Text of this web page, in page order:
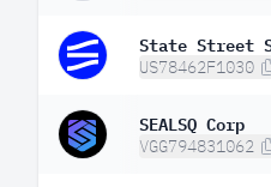
State Street
US78462F1030
SEALSQ Corp
VGG794831062